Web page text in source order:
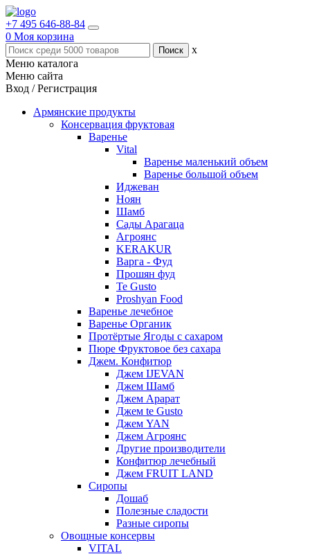
+7 495 646-88-84
0 Моя корзина
x
Меню каталога
Меню сайта
Вход / Регистрация
Армянские продукты
Консервация фруктовая
Варенье
Vital
Варенье маленький объем
Варенье большой объем
Иджеван
Ноян
Шамб
Сады Арагаца
Агроянс
KERAKUR
Варга - Фуд
Прошян фуд
Te Gusto
Proshyan Food
Варенье лечебное
Варенье Органик
Протёртые Ягоды с сахаром
Пюре Фруктовое без сахара
Джем. Конфитюр
Джем IJEVAN
Джем Шамб
Джем Арарат
Джем te Gusto
Джем YAN
Джем Агроянс
Другие производители
Конфитюр лечебный
Джем FRUIT LAND
Сиропы
Дошаб
Полезные сладости
Разные сиропы
Овощные консервы
VITAL